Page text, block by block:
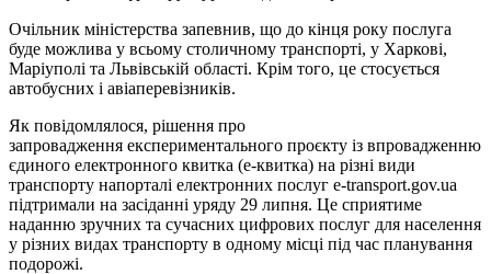
Очільник міністерства запевнив, що до кінця року послуга
буде можлива у всьому столичному транспорті, у Харкові,
Маріуполі та Львівській області. Крім того, це стосується
автобусних і авіаперевізників.
Як повідомлялося, рішення про
запровадження експериментального проєкту із впровадженню
єдиного електронного квитка (е-квитка) на різні види
транспорту напорталі електронних послуг e-transport.gov.ua
підтримали на засіданні уряду 29 липня. Це сприятиме
наданню зручних та сучасних цифрових послуг для населення
у різних видах транспорту в одному місці під час планування
подорожі.